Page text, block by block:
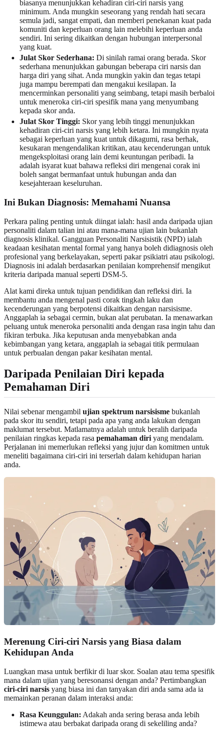
biasanya menunjukkan kehadiran ciri-ciri narsis yang
minimum. Anda mungkin seseorang yang rendah hati secara
semula jadi, sangat empati, dan memberi penekanan kuat pada
komuniti dan keperluan orang lain melebihi keperluan anda
sendiri. Ini sering dikaitkan dengan hubungan interpersonal
yang kuat.
Julat Skor Sederhana: Di sinilah ramai orang berada. Skor
sederhana menunjukkan gabungan beberapa ciri narsis dan
harga diri yang sihat. Anda mungkin yakin dan tegas tetapi
juga mampu berempati dan mengakui kesilapan. Ia
mencerminkan personaliti yang seimbang, tetapi masih berbaloi
untuk meneroka ciri-ciri spesifik mana yang menyumbang
kepada skor anda.
Julat Skor Tinggi: Skor yang lebih tinggi menunjukkan
kehadiran ciri-ciri narsis yang lebih ketara. Ini mungkin nyata
sebagai keperluan yang kuat untuk dikagumi, rasa berhak,
kesukaran mengendalikan kritikan, atau kecenderungan untuk
mengeksploitasi orang lain demi keuntungan peribadi. Ia
adalah isyarat kuat bahawa refleksi diri mengenai corak ini
boleh sangat bermanfaat untuk hubungan anda dan
kesejahteraan keseluruhan.
Ini Bukan Diagnosis: Memahami Nuansa
Perkara paling penting untuk diingat ialah: hasil anda daripada ujian
personaliti dalam talian ini atau mana-mana ujian lain bukanlah
diagnosis klinikal. Gangguan Personaliti Narsisistik (NPD) ialah
keadaan kesihatan mental formal yang hanya boleh didiagnosis oleh
profesional yang berkelayakan, seperti pakar psikiatri atau psikologi.
Diagnosis ini adalah berdasarkan penilaian komprehensif mengikut
kriteria daripada manual seperti DSM-5.
Alat kami direka untuk tujuan pendidikan dan refleksi diri. Ia
membantu anda mengenal pasti corak tingkah laku dan
kecenderungan yang berpotensi dikaitkan dengan narsisisme.
Anggaplah ia sebagai cermin, bukan alat perubatan. Ia menawarkan
peluang untuk meneroka personaliti anda dengan rasa ingin tahu dan
fikiran terbuka. Jika keputusan anda menyebabkan anda
kebimbangan yang ketara, anggaplah ia sebagai titik permulaan
untuk perbualan dengan pakar kesihatan mental.
Daripada Penilaian Diri kepada
Pemahaman Diri
Nilai sebenar mengambil ujian spektrum narsisisme bukanlah
pada skor itu sendiri, tetapi pada apa yang anda lakukan dengan
maklumat tersebut. Matlamatnya adalah untuk beralih daripada
penilaian ringkas kepada rasa pemahaman diri yang mendalam.
Perjalanan ini memerlukan refleksi yang jujur dan komitmen untuk
meneliti bagaimana ciri-ciri ini terserlah dalam kehidupan harian
anda.
Merenung Ciri-ciri Narsis yang Biasa dalam
Kehidupan Anda
Luangkan masa untuk berfikir di luar skor. Soalan atau tema spesifik
mana dalam ujian yang beresonansi dengan anda? Pertimbangkan
ciri-ciri narsis yang biasa ini dan tanyakan diri anda sama ada ia
memainkan peranan dalam interaksi anda:
Rasa Keunggulan: Adakah anda sering berasa anda lebih
istimewa atau berbakat daripada orang di sekeliling anda?